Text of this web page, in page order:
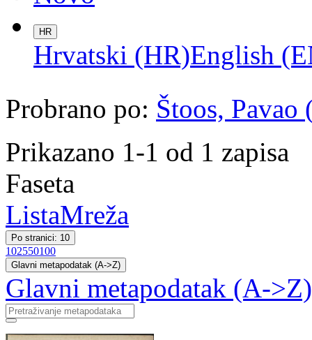
HR
Hrvatski (HR)English
Probrano po: Štoos,
Prikazano 1-1 od 1 zapisa
Faseta
ListaMreža
Po stranici: 10
102550100
Glavni metapodatak (A->Z)
Glavni metapodatak (A->Z)